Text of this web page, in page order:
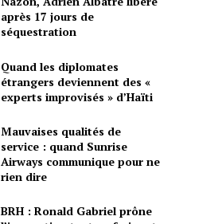
après 17 jours de
séquestration
Quand les diplomates
étrangers deviennent des «
experts improvisés » d’Haïti
Mauvaises qualités de
service : quand Sunrise
Airways communique pour ne
rien dire
BRH : Ronald Gabriel prône